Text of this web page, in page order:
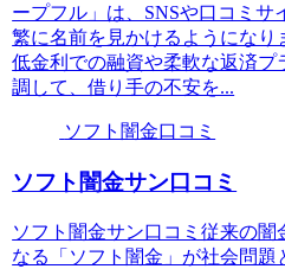
ープフル」は、SNSや口コミサ
繁に名前を見かけるようになり
低金利での融資や柔軟な返済プ
調して、借り手の不安を...
ソフト闇金口コミ
ソフト闇金サン口コミ
ソフト闇金サン口コミ従来の闇
なる「ソフト闇金」が社会問題